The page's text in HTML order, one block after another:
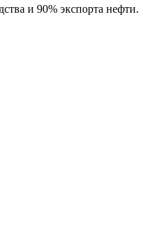
и 90% экспорта нефти.